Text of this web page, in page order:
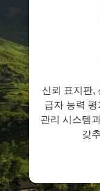
신뢰 표지판,
급자 능력
관리 시스템
갖